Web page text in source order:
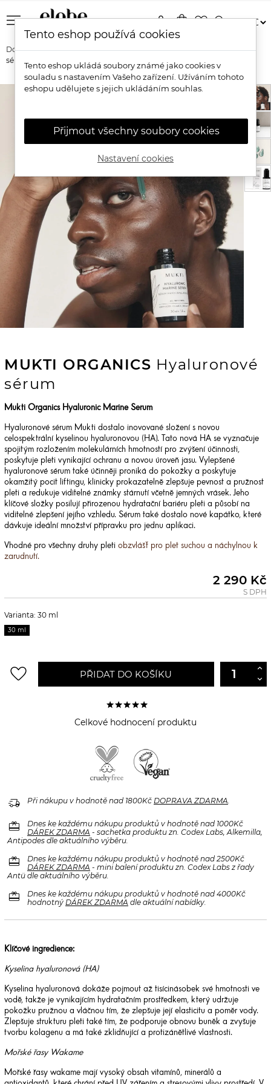
menu shopping_bagfavorite_bordersearch
person
Domů Značky Mukti Organics
Mukti Organics Hyaluronové
sérum
MUKTI ORGANICS Hyaluronové
sérum
Mukti Organics Hyaluronic Marine Serum
Hyaluronové sérum Mukti dostalo inovované složení s novou
celospektrální kyselinou hyaluronovou (HA). Tato nová HA se vyznačuje
spojitým rozložením molekulárních hmotností pro zvýšení účinnosti,
poskytuje pleti vynikající ochranu a novou úroveň jasu. Vylepšené
hyaluronové sérum také účinněji proniká do pokožky a poskytuje
okamžitý pocit liftingu, klinicky prokazatelně zlepšuje pevnost a pružnost
pleti a redukuje viditelné známky stárnutí včetně jemných vrásek. Jeho
klíčové složky posilují přirozenou hydratační bariéru pleti a působí na
viditelné zlepšení jejího vzhledu. Sérum také dostalo nové kapátko, které
dávkuje ideální množství přípravku pro jednu aplikaci.
Vhodné pro všechny druhy pleti obzvlášť pro plet suchou a náchylnou k
zarudnutí.
2 290 Kč
S DPH
Varianta: 30 ml
30 ml
favorite_border PŘIDAT DO KOŠÍKU
Celkové hodnocení produktu
delivery_truck_speed Při nákupu v hodnotě nad 1800Kč DOPRAVA ZDARMA
redeem
Dnes ke každému nákupu produktů v hodnotě nad 1000Kč
DÁREK ZDARMA - sachetka produktu zn. Codex Labs, Alkemilla,
Antipodes dle aktuálního výběru.
redeem
Dnes ke každému nákupu produktů v hodnotě nad 2500Kč
DÁREK ZDARMA - mini balení produktu zn. Codex Labs z řady
Antü dle aktuálního výběru.
redeem
Dnes ke každému nákupu produktů v hodnotě nad 4000Kč
hodnotný DÁREK ZDARMA dle aktuální nabídky.
Klíčové ingredience:
Kyselina hyaluronová (HA)
Kyselina hyaluronová dokáže pojmout až tisícinásobek své hmotnosti ve
vodě, takže je vynikajícím hydratačním prostředkem, který udržuje
pokožku pružnou a vláčnou tím, že zlepšuje její elasticitu a poměr vody.
Zlepšuje strukturu pleti také tím, že podporuje obnovu buněk a zvyšuje
tvorbu kolagenu a má také zklidňující a protizánětlivé vlastnosti.
Mořské řasy Wakame
Mořské řasy wakame mají vysoký obsah vitamínů, minerálů a
Tento eshop používá cookies
Tento eshop ukládá soubory známé jako cookies v
souladu s nastavením Vašeho zařízení. Užíváním tohoto
eshopu udělujete s jejich ukládáním souhlas.
Přijmout všechny soubory cookies
Nastavení cookies